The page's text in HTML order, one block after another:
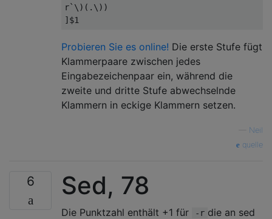
r`\)(.\))
Probieren Sie es online! Die erste Stufe fügt
Klammerpaare zwischen jedes
Eingabezeichenpaar ein, während die
zweite und dritte Stufe abwechselnde
Klammern in eckige Klammern setzen.
Neil
quelle
6 Sed, 78
Die Punktzahl enthält +1 für -r die an sed